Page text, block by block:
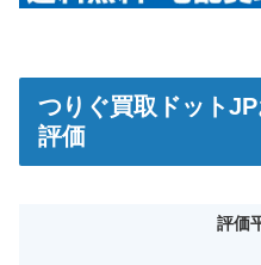
つりぐ買取ドット
評価
評価